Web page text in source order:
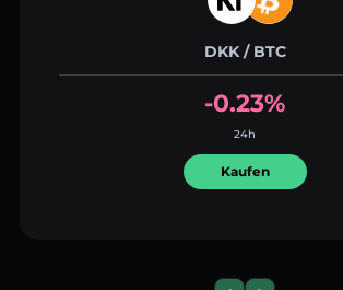
DKK / BTC
-0.23%
24h
Kaufen